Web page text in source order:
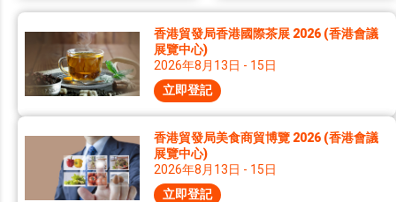
香港貿發局香港國際茶展 2026 (香港會議
展覽中心)
2026年8月13日 - 15日
立即登記
香港貿發局美食商貿博覽 2026 (香港會議
展覽中心)
2026年8月13日 - 15日
立即登記